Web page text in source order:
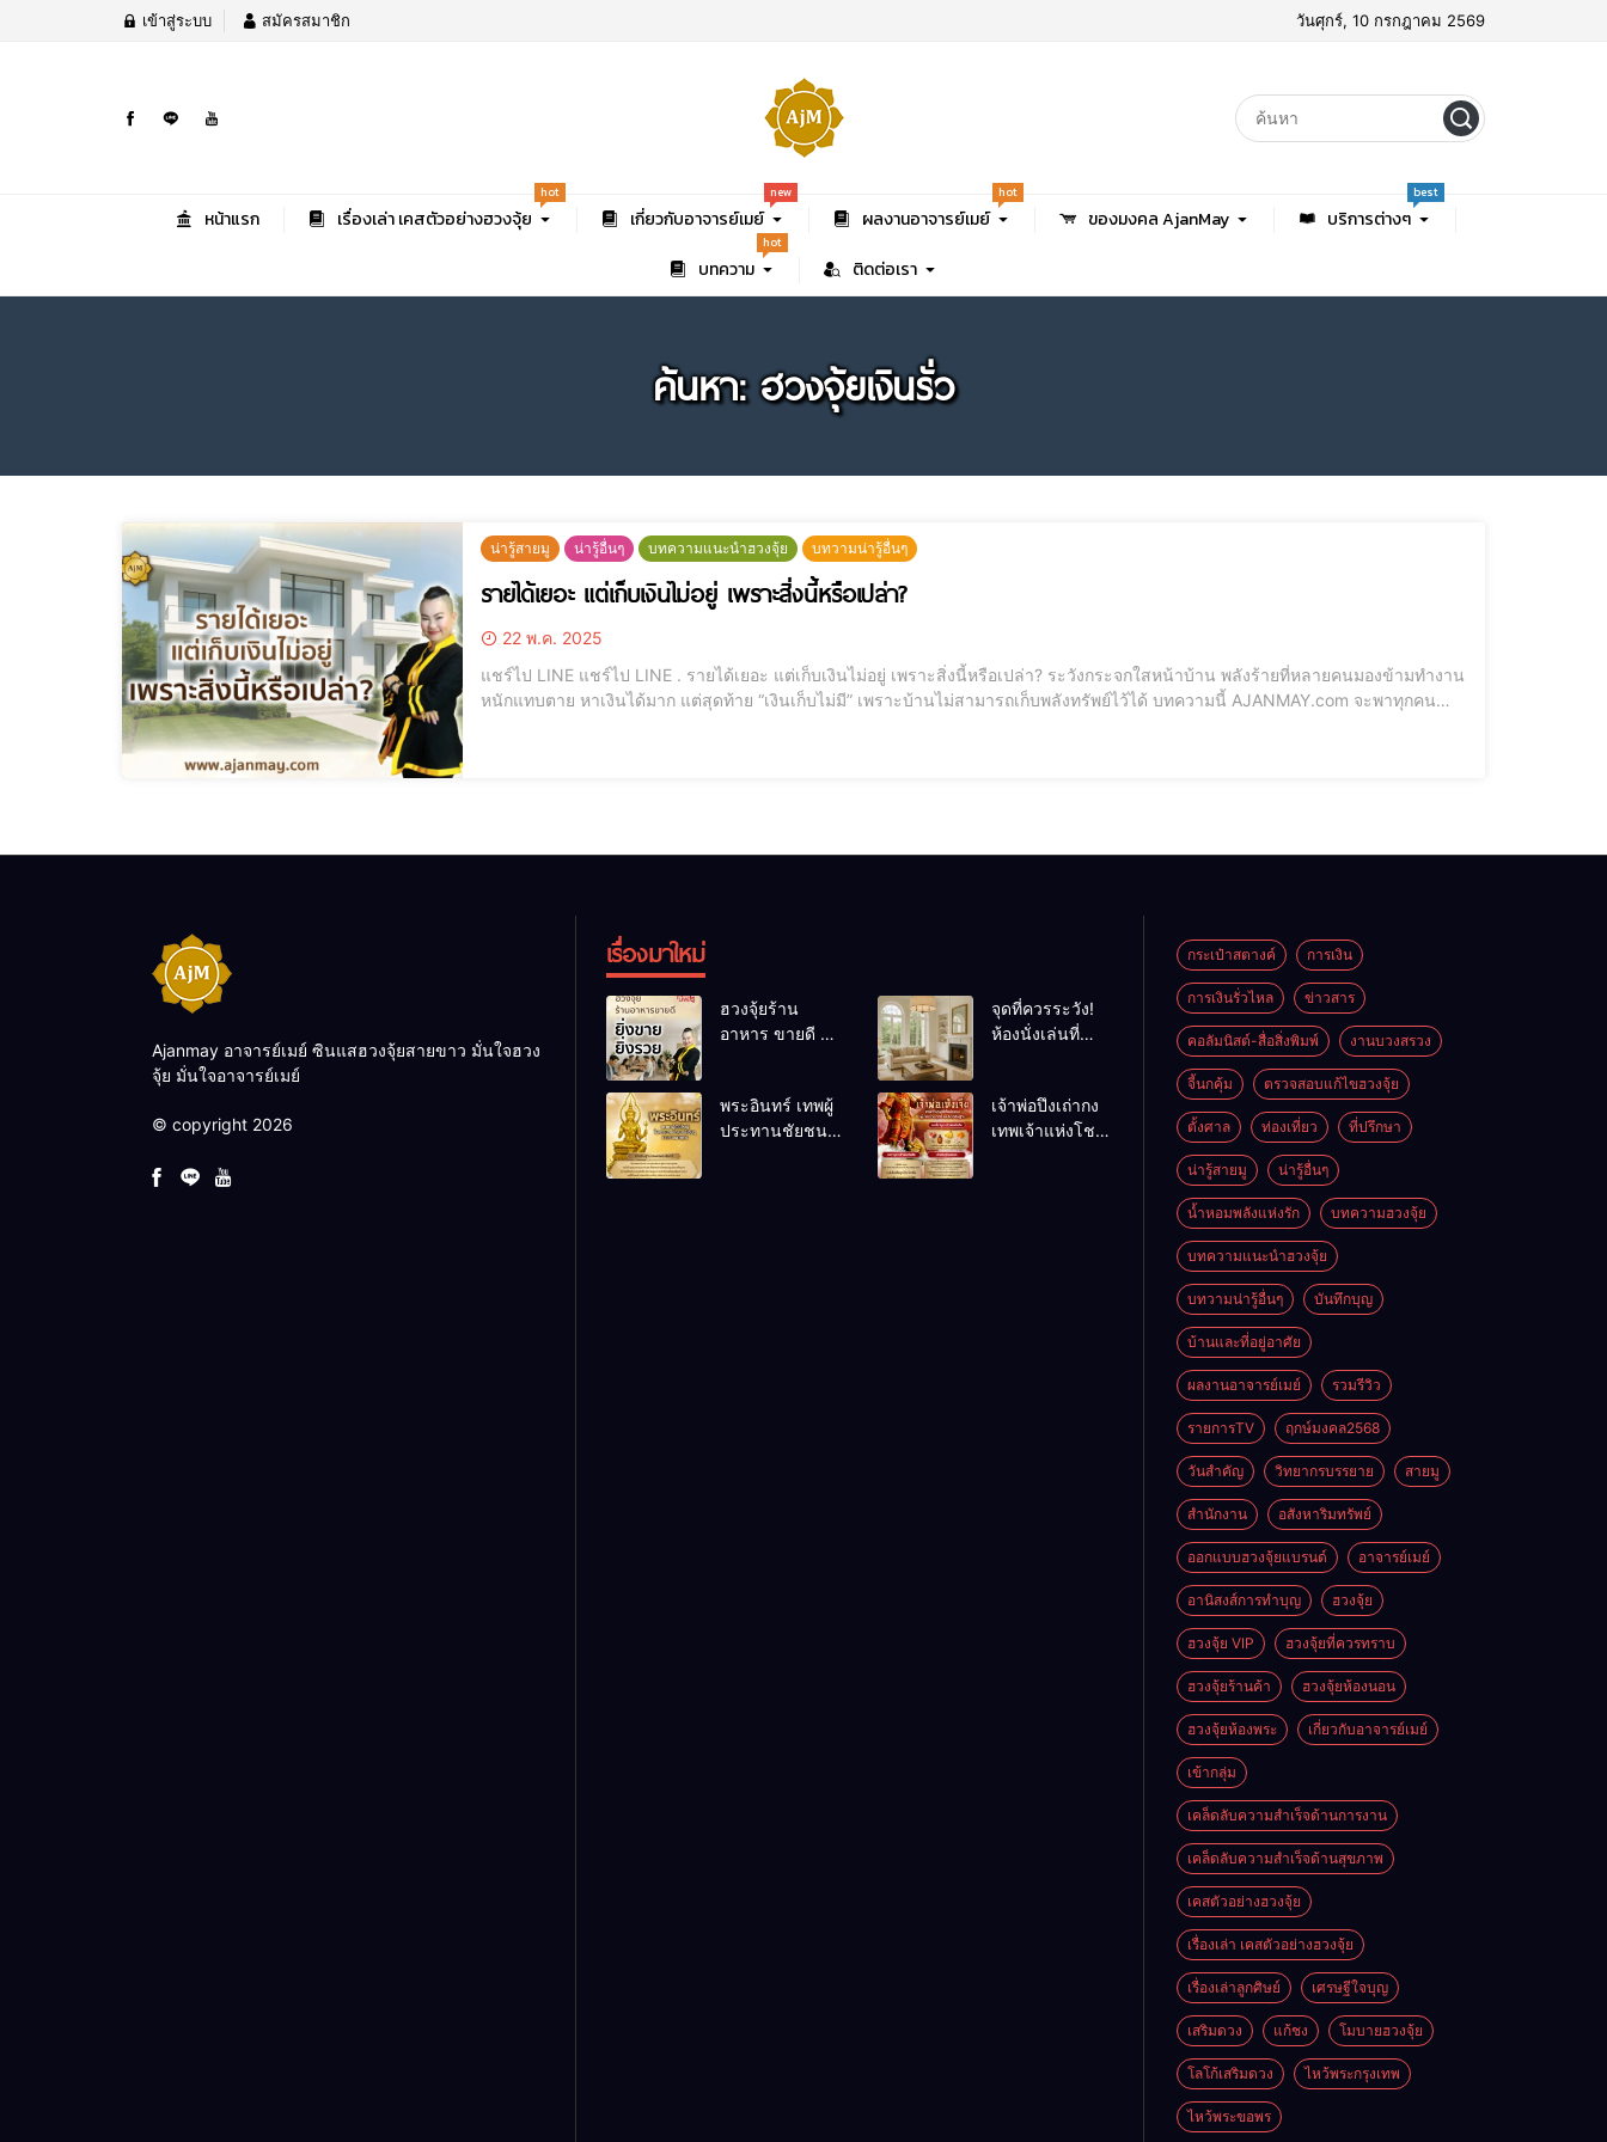
เข้าสู่ระบบ สมัครสมาชิก วันศุกร์, 10 กรกฎาคม 2569
หน้าแรก เรื่องเล่า เคสตัวอย่างฮวงจุ้ย
hot
เกี่ยวกับอาจารย์เมย์
new
ผลงานอาจารย์เมย์
hot
ของมงคล AjanMay บริการต่างๆ
best
บทความ
hot
ติดต่อเรา
ค้นหา: ฮวงจุ้ยเงินรั่ว
น่ารู้สายมู น่ารู้อื่นๆ บทความแนะนำฮวงจุ้ย บทวามน่ารู้อื่นๆ
รายได้เยอะ แต่เก็บเงินไม่อยู่ เพราะสิ่งนี้หรือเปล่า?
22 พ.ค. 2025
แชร์ไป LINE แชร์ไป LINE . รายได้เยอะ แต่เก็บเงินไม่อยู่ เพราะสิ่งนี้หรือเปล่า? ระวังกระจกใสหน้าบ้าน พลังร้ายที่หลายคนมองข้ามทำงาน
หนักแทบตาย หาเงินได้มาก แต่สุดท้าย “เงินเก็บไม่มี” เพราะบ้านไม่สามารถเก็บพลังทรัพย์ไว้ได้ บทความนี้ AJANMAY.com จะพาทุกคน
Ajanmay อาจารย์เมย์ ซินแสฮวงจุ้ยสายขาว มั่นใจฮวง
จุ้ย มั่นใจอาจารย์เมย์
© copyright 2026
เรื่องมาใหม่
ฮวงจุ้ยร้าน
อาหาร ขายดี ยิ่ง
ปรับร้านให้ลูกค้า
แน่นตลอดปี
จุดที่ควรระวัง!
ห้องนั่งเล่นที่
พระอินทร์ เทพผู้
ประทานชัยชนะ
เจ้าพ่อปึงเถ่ากง
เทพเจ้าแห่งโชค
กระเป๋าสตางค์ การเงิน
การเงินรั่วไหล ข่าวสาร
คอลัมนิสต์-สื่อสิ่งพิมพ์ งานบวงสรวง
จี้นกคุ้ม ตรวจสอบแก้ไขฮวงจุ้ย
ตั้งศาล ท่องเที่ยว ที่ปรึกษา
น่ารู้สายมู น่ารู้อื่นๆ
น้ำหอมพลังแห่งรัก บทความฮวงจุ้ย
บทความแนะนำฮวงจุ้ย
บทวามน่ารู้อื่นๆ บันทึกบุญ
บ้านและที่อยู่อาศัย
ผลงานอาจารย์เมย์ รวมรีวิว
รายการTV ฤกษ์มงคล2568
วันสำคัญ วิทยากรบรรยาย สายมู
สำนักงาน อสังหาริมทรัพย์
ออกแบบฮวงจุ้ยแบรนด์ อาจารย์เมย์
อานิสงส์การทำบุญ ฮวงจุ้ย
ฮวงจุ้ย VIP ฮวงจุ้ยที่ควรทราบ
ฮวงจุ้ยร้านค้า ฮวงจุ้ยห้องนอน
ฮวงจุ้ยห้องพระ เกี่ยวกับอาจารย์เมย์
เข้ากลุ่ม
เคล็ดลับความสำเร็จด้านการงาน
เคล็ดลับความสำเร็จด้านสุขภาพ
เคสตัวอย่างฮวงจุ้ย
เรื่องเล่า เคสตัวอย่างฮวงจุ้ย
เรื่องเล่าลูกศิษย์ เศรษฐีใจบุญ
เสริมดวง แก้ชง โมบายฮวงจุ้ย
โลโก้เสริมดวง ไหว้พระกรุงเทพ
ไหว้พระขอพร